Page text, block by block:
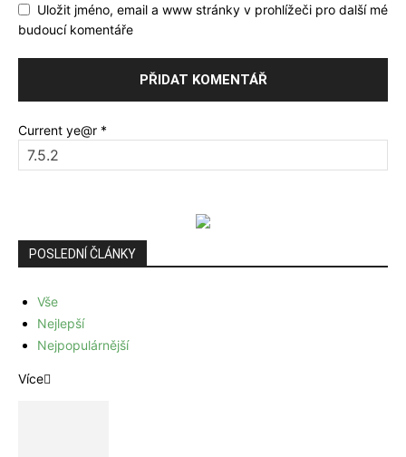
Uložit jméno, email a www stránky v prohlížeči pro další mé
budoucí komentáře
Current ye@r *
POSLEDNÍ ČLÁNKY
Vše
Nejlepší
Nejpopulárnější
Více